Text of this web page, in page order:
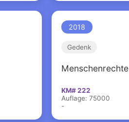
2018
Gedenk
Menschenrechte
KM# 222
Auflage: 75000
-